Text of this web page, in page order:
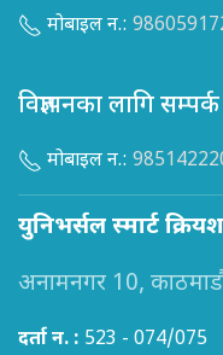
मोबाइल न.:
विज्ञापनका लागि सम्पर्क
मोबाइल न.:
युनिभर्सल स्मार्ट
अनामनगर 10,
दर्ता न. : 523 - 074/075